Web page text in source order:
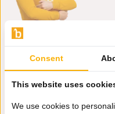
0162-
Consent
This website uses
We use cookies to